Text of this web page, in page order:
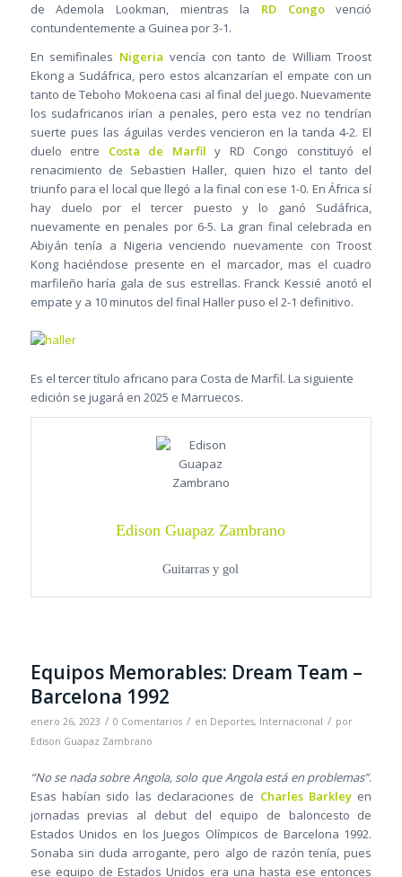
de Ademola Lookman, mientras la RD Congovenció
contundentemente a Guinea por 3-1.
En semifinales Nigeria vencía con tanto de William Troost
Ekong a Sudáfrica, pero estos alcanzarían el empate con un
tanto de Teboho Mokoena casi al final del juego. Nuevamente
los sudafricanos irían a penales, pero esta vez no tendrían
suerte pues las águilas verdes vencieron en la tanda 4-2. El
duelo entre Costa de Marfil y RD Congo constituyó el
renacimiento de Sebastien Haller, quien hizo el tanto del
triunfo para el local que llegó a la final con ese 1-0. En África sí
hay duelo por el tercer puesto y lo ganó Sudáfrica,
nuevamente en penales por 6-5. La gran final celebrada en
Abiyán tenía a Nigeria venciendo nuevamente con Troost
Kong haciéndose presente en el marcador, mas el cuadro
marfileño haría gala de sus estrellas. Franck Kessié anotó el
empate y a 10 minutos del final Haller puso el 2-1 definitivo.
Es el tercer título africano para Costa de Marfil. La siguiente
edición se jugará en 2025 e Marruecos.
Edison Guapaz Zambrano
Guitarras y gol
Equipos Memorables: Dream Team –
Barcelona 1992
enero 26, 2023 / 0 Comentarios / en Deportes, Internacional / por
Edison Guapaz Zambrano
“No se nada sobre Angola, solo que Angola está en problemas”.
Esas habían sido las declaraciones de Charles Barkley en
jornadas previas al debut del equipo de baloncesto de
Estados Unidos en los Juegos Olímpicos de Barcelona 1992.
Sonaba sin duda arrogante, pero algo de razón tenía, pues
ese equipo de Estados Unidos era una hasta ese entonces